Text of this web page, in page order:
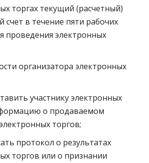
торгах текущий (расчетный)
счет в течение пяти рабочих
проведения электронных
организатора электронных
участнику электронных
о продаваемом
торгов;
протокол о результатах
торгов или о признании